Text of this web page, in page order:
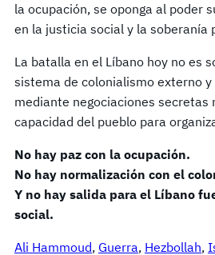
la ocupación, se oponga al poder
en la justicia social y la soberanía
La batalla en el Líbano hoy no es
sistema de colonialismo externo
mediante negociaciones secretas
capacidad del pueblo para
No hay paz con la ocupación.
No hay normalización con el
Y no hay salida para el Líbano
social.
Ali Hammoud, Guerra, Hezbollah,